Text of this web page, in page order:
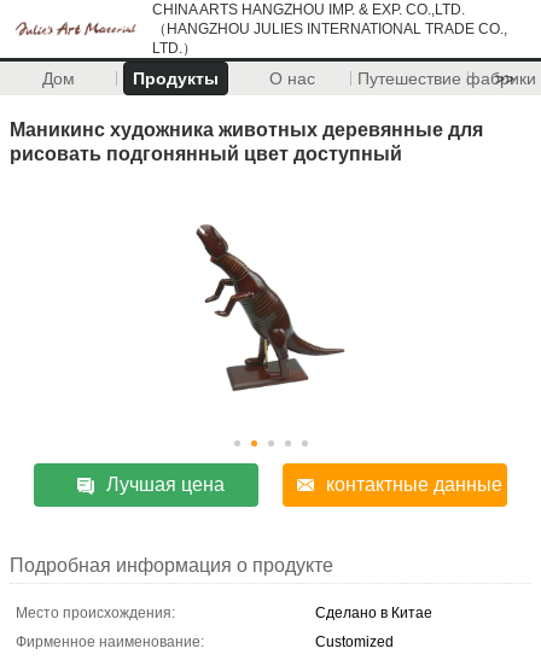
CHINA ARTS HANGZHOU IMP. & EXP. CO.,LTD.
（HANGZHOU JULIES INTERNATIONAL TRADE CO.,
LTD.）
Дом Продукты О нас Путешествие фабрики
>>
Маникинс художника животных деревянные для
рисовать подгонянный цвет доступный
Лучшая цена контактные данные
Подробная информация о продукте
Место происхождения:
Сделано в Китае
Фирменное наименование:
Customized